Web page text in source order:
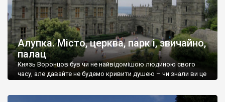
Алупка. Місто, церква, парк і, звичайно,
палац
Князь Воронцов був чи не найвідомішою людиною свого
часу, але давайте не будемо кривити душею – чи знали ви це